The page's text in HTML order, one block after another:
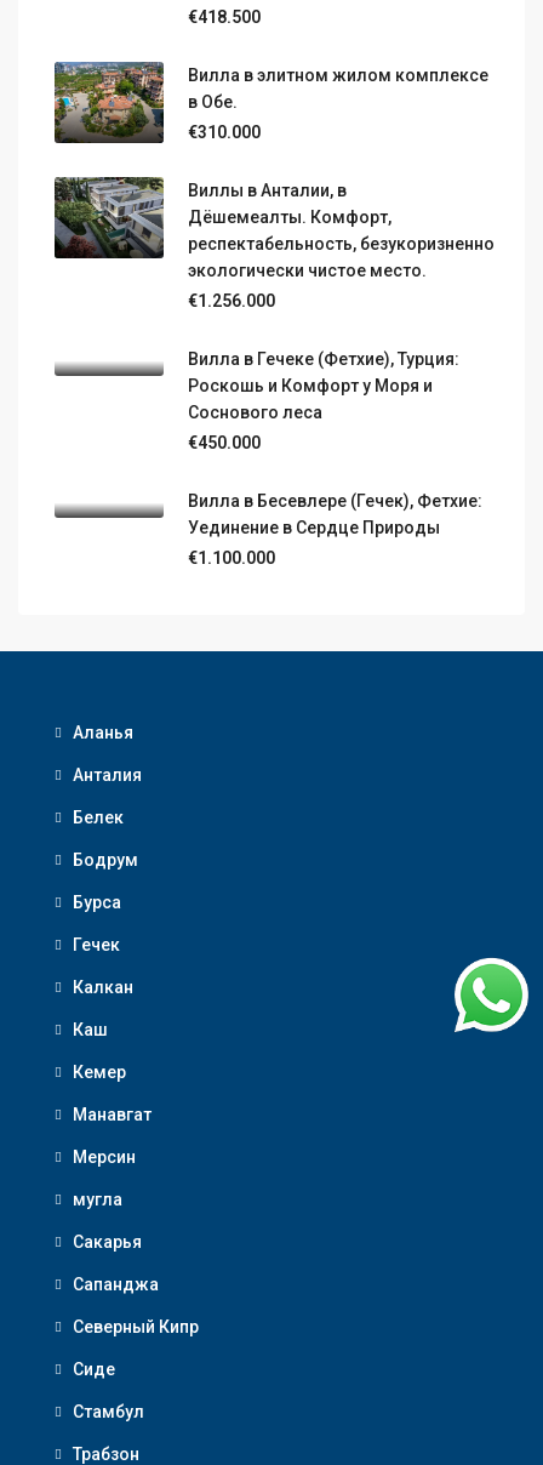
€418.500
Вилла в элитном жилом комплексе
в Обе.
€310.000
Виллы в Анталии, в
Дёшемеалты. Комфорт,
респектабельность, безукоризненно
экологически чистое место.
€1.256.000
Вилла в Гечеке (Фетхие), Турция:
Роскошь и Комфорт у Моря и
Соснового леса
€450.000
Вилла в Бесевлере (Гечек), Фетхие:
Уединение в Сердце Природы
€1.100.000
Аланья
Анталия
Белек
Бодрум
Бурса
Гечек
Калкан
Каш
Кемер
Манавгат
Мерсин
мугла
Сакарья
Сапанджа
Северный Кипр
Сиде
Стамбул
Трабзон